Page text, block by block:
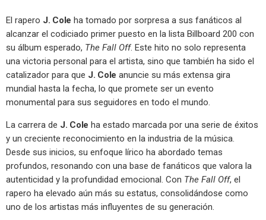
El rapero J. Cole ha tomado por sorpresa a sus fanáticos al
alcanzar el codiciado primer puesto en la lista Billboard 200 con
su álbum esperado, The Fall Off. Este hito no solo representa
una victoria personal para el artista, sino que también ha sido el
catalizador para que J. Cole anuncie su más extensa gira
mundial hasta la fecha, lo que promete ser un evento
monumental para sus seguidores en todo el mundo.
La carrera de J. Cole ha estado marcada por una serie de éxitos
y un creciente reconocimiento en la industria de la música.
Desde sus inicios, su enfoque lírico ha abordado temas
profundos, resonando con una base de fanáticos que valora la
autenticidad y la profundidad emocional. Con The Fall Off, el
rapero ha elevado aún más su estatus, consolidándose como
uno de los artistas más influyentes de su generación.